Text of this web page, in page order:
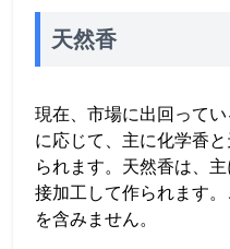
天然香
現在、市場に出回って
に応じて、主に化学香
られます。天然香は、主
接加工して作られます
を含みません。